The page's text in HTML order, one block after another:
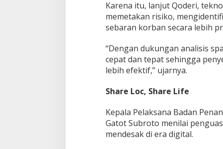
k
a
t
s
a
Karena itu, lanjut Qoderi,
memetakan risiko,
sebaran korban secara lebih
“Dengan dukungan analisis
cepat dan tepat sehingga
lebih efektif,” ujarnya.
Share Loc, Share Life
Kepala Pelaksana Badan
Gatot Subroto menilai
mendesak di era digital.